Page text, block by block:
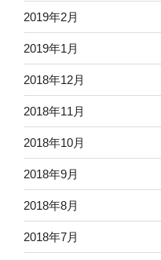
2019年2月
2019年1月
2018年12月
2018年11月
2018年10月
2018年9月
2018年8月
2018年7月